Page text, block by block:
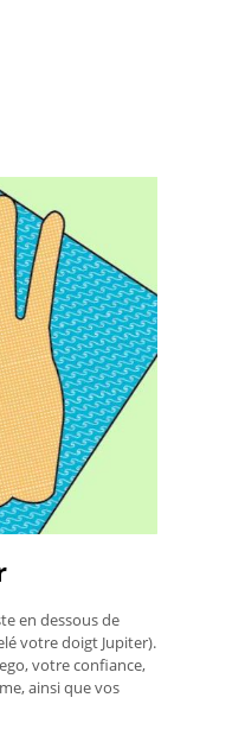
en dessous de
votre doigt Jupiter).
votre confiance,
ainsi que vos